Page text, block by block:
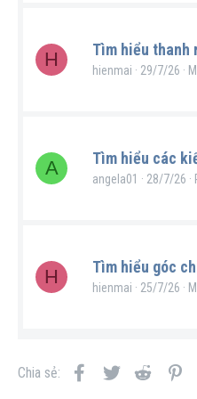
H Tìm hiểu thanh
hienmai 29/7/26
A Tìm hiểu các
angela01 28/7/26
H Tìm hiểu góc
hienmai 25/7/26
Chia sẻ: Facebook
Twitter Reddit